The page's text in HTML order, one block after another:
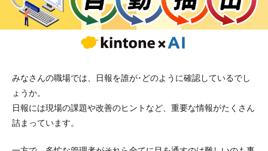
みなさんの職場では、日報を誰が･どのように確認しているでし
ょうか。
日報には現場の課題や改善のヒントなど、重要な情報がたくさん
詰まっています。